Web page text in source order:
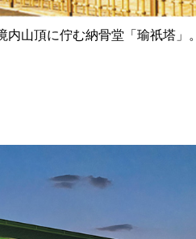
山頂に佇む納骨堂「瑜祇塔」。